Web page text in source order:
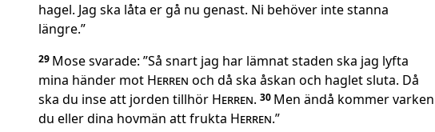
hagel. Jag ska låta er gå nu genast. Ni behöver inte stanna
längre.”
29 Mose svarade: ”Så snart jag har lämnat staden ska jag lyfta
mina händer mot Herren och då ska åskan och haglet sluta. Då
ska du inse att jorden tillhör Herren. 30 Men ändå kommer varken
du eller dina hovmän att frukta Herren.”